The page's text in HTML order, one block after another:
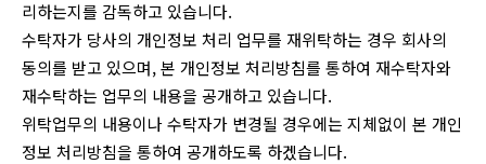
리하는지를 감독하고 있습니다.
수탁자가 당사의 개인정보 처리 업무를 재위탁하는 경우 회사의
동의를 받고 있으며, 본 개인정보 처리방침를 통하여 재수탁자와
재수탁하는 업무의 내용을 공개하고 있습니다.
위탁업무의 내용이나 수탁자가 변경될 경우에는 지체없이 본 개인
정보 처리방침을 통하여 공개하도록 하겠습니다.